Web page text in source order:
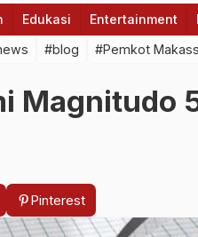
Edukasi Entertainment
#blog #Pemkot
Magnitudo
Pinterest